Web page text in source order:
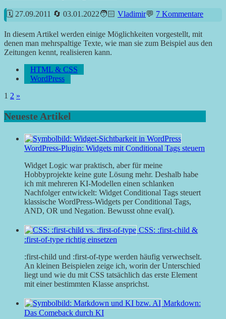
27.09.2011 03.01.2022 Vladimir 7 Kommentare
In diesem Artikel werden einige Möglichkeiten vorgestellt, mit
denen man mehrspaltige Texte, wie man sie zum Beispiel aus den
Zeitungen kennt, realisieren kann.
HTML & CSS
WordPress
Seitennummerierung
der
Beiträge
1 2 Nächste
»
Neueste Artikel
WordPress-Plugin: Widgets mit Conditional Tags steuern
Widget Logic war praktisch, aber für meine
Hobbyprojekte keine gute Lösung mehr. Deshalb habe
ich mit mehreren KI-Modellen einen schlanken
Nachfolger entwickelt: Widget Conditional Tags steuert
klassische WordPress-Widgets per Conditional Tags,
AND, OR und Negation. Bewusst ohne eval().
CSS: :first-child &
:first-of-type richtig einsetzen
:first-child und :first-of-type werden häufig verwechselt.
An kleinen Beispielen zeige ich, worin der Unterschied
liegt und wie du mit CSS tatsächlich das erste Element
mit einer bestimmten Klasse ansprichst.
Markdown:
Das Comeback durch KI